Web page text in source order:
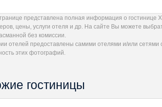
представлена полная информация о
цены, услуги отеля и др. На сайте Вы можете
без комиссии.
отелей предоставлены самими отелями и/или сетями
этих фотографий.
гостиницы